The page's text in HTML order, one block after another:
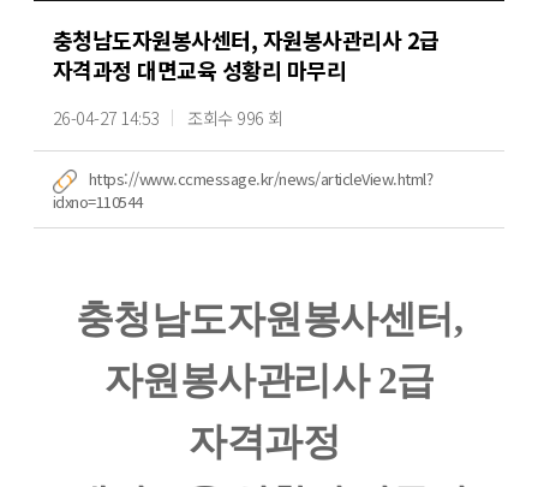
충청남도자원봉사센터, 자원봉사관리사 2급
자격과정 대면교육 성황리 마무리
26-04-27 14:53 조회수 996 회
https://www.ccmessage.kr/news/articleView.html?
idxno=110544
충청남도자원봉사센터,
자원봉사관리사 2급
자격과정